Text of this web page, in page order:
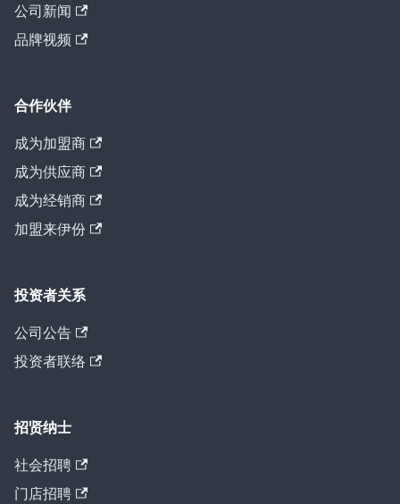
公司新闻
品牌视频
合作伙伴
成为加盟商
成为供应商
成为经销商
加盟来伊份
投资者关系
公司公告
投资者联络
招贤纳士
社会招聘
门店招聘